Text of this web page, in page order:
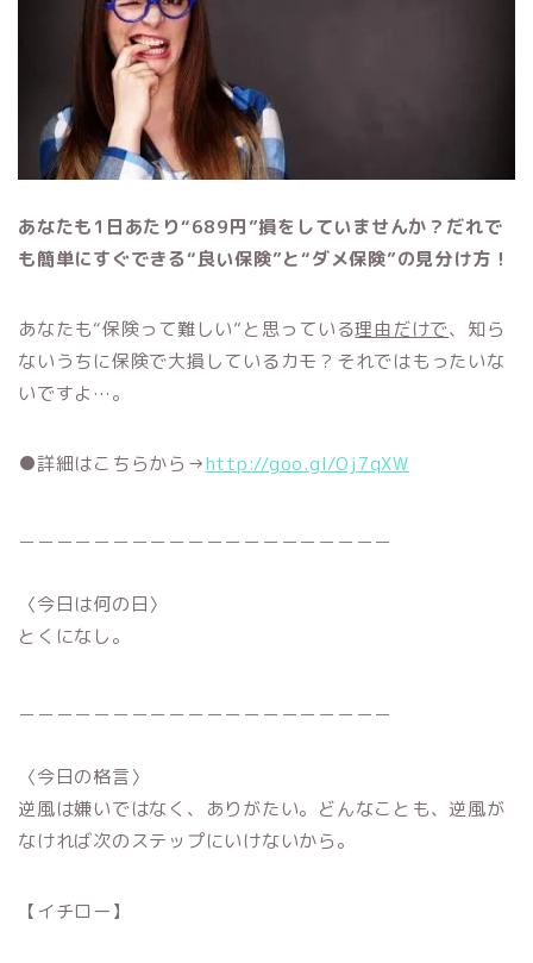
あなたも1日あたり“689円”損をしていませんか？だれで
も簡単にすぐできる“良い保険”と“ダメ保険”の見分け方！
あなたも“保険って難しい”と思っている理由だけで、知ら
ないうちに保険で大損しているカモ？それではもったいな
いですよ…。
●詳細はこちらから→http://goo.gl/Oj7qXW
〈今日は何の日〉
とくになし。
〈今日の格言〉
逆風は嫌いではなく、ありがたい。どんなことも、逆風が
なければ次のステップにいけないから。
【イチロー】